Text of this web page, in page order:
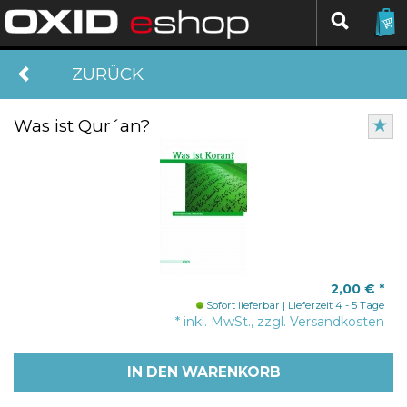
ZURÜCK
Was ist Qur´an?
2,00 € *
Sofort lieferbar Lieferzeit 4 - 5 Tage
* inkl. MwSt., zzgl. Versandkosten
IN DEN WARENKORB